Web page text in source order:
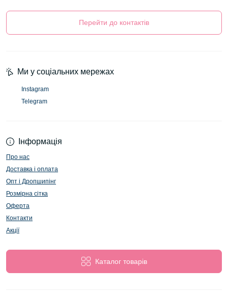
Перейти до контактів
Інформація
Про нас
Доставка і оплата
Опт і Дропшипінг
Розмірна сітка
Оферта
Контакти
Акції
Каталог товарів
Ми у соціальних мережах
Instagram
Telegram